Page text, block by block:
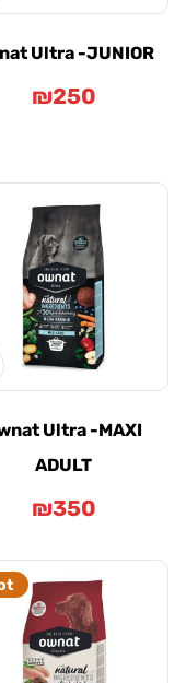
Ownat Ultra -
₪
Ownat Ultra -MAXI
ADULT
₪
Hot